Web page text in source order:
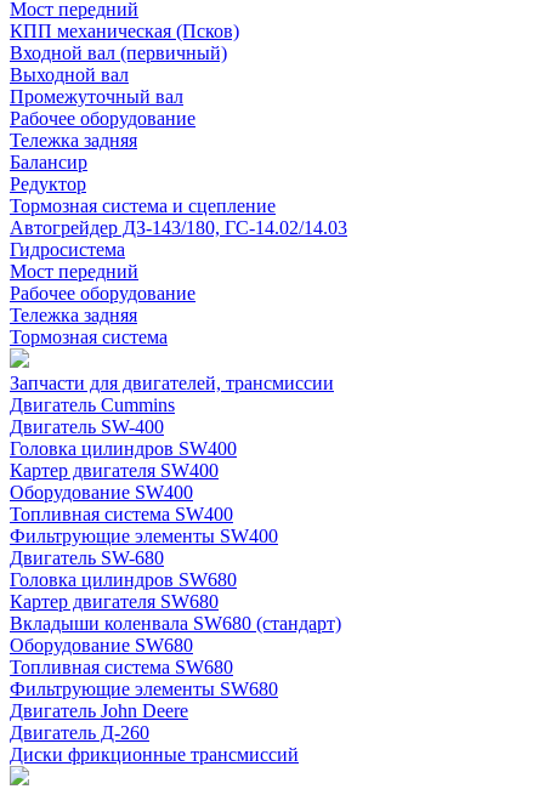
Мост передний
КПП механическая (Псков)
Входной вал (первичный)
Выходной вал
Промежуточный вал
Рабочее оборудование
Тележка задняя
Балансир
Редуктор
Тормозная система и сцепление
Автогрейдер ДЗ-143/180, ГС-14.02/14.03
Гидросистема
Мост передний
Рабочее оборудование
Тележка задняя
Тормозная система
Запчасти для двигателей, трансмиссии
Двигатель Cummins
Двигатель SW-400
Головка цилиндров SW400
Картер двигателя SW400
Оборудование SW400
Топливная система SW400
Фильтрующие элементы SW400
Двигатель SW-680
Головка цилиндров SW680
Картер двигателя SW680
Вкладыши коленвала SW680 (стандарт)
Оборудование SW680
Топливная система SW680
Фильтрующие элементы SW680
Двигатель John Deere
Двигатель Д-260
Диски фрикционные трансмиссий